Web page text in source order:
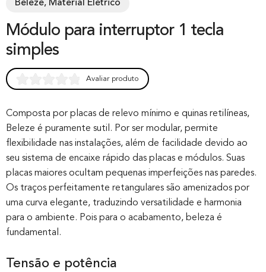
Beleze, Material Elétrico
Módulo para interruptor 1 tecla
simples
out of 0
based on
customer
rating
Avaliar produto
Composta por placas de relevo mínimo e quinas retilíneas,
Beleze é puramente sutil. Por ser modular, permite
flexibilidade nas instalações, além de facilidade devido ao
seu sistema de encaixe rápido das placas e módulos. Suas
placas maiores ocultam pequenas imperfeições nas paredes.
Os traços perfeitamente retangulares são amenizados por
uma curva elegante, traduzindo versatilidade e harmonia
para o ambiente. Pois para o acabamento, beleza é
fundamental.
Tensão e potência